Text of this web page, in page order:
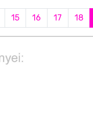
15 16 17 18